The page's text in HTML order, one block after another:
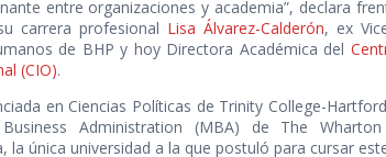
entre organizaciones y academia”, declara
carrera profesional Lisa Álvarez-Calderón, ex
de BHP y hoy Directora Académica del
(CIO).
en Ciencias Políticas de Trinity College-
Administration (MBA) de The
la única universidad a la que postuló para cursar